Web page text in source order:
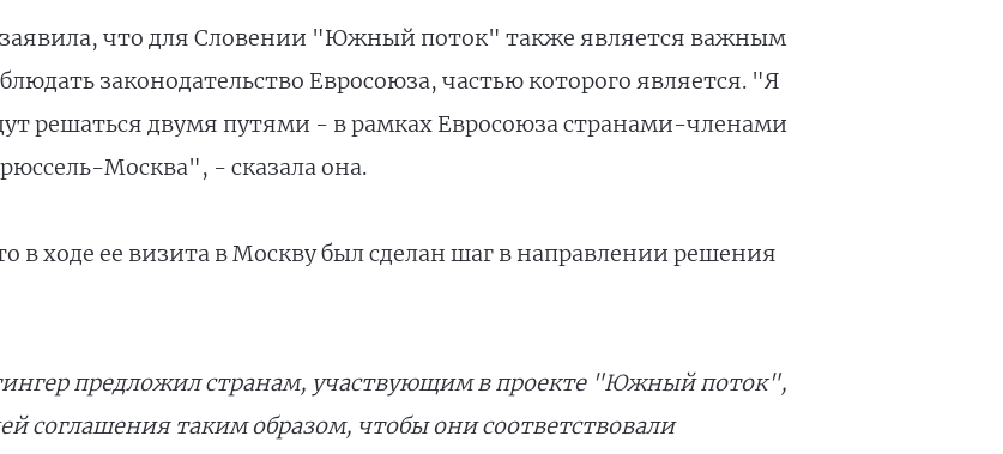
заявила, что для Словении "Южный поток" также является важным
законодательство Евросоюза, частью которого является. "Я
решаться двумя путями - в рамках Евросоюза странами-членами
Москва", - сказала она.
в ходе ее визита в Москву был сделан шаг в направлении решения
предложил странам, участвующим в проекте "Южный поток",
соглашения таким образом, чтобы они соответствовали